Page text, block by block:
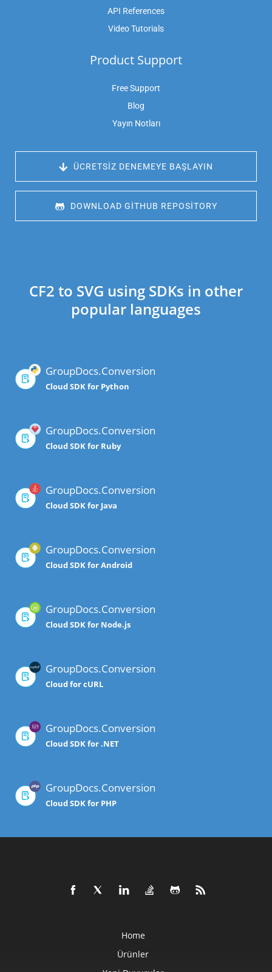
API References
Video Tutorials
Product Support
Free Support
Blog
Yayın Notları
ÜCRETSIZ DENEMEYE BAŞLAYIN
DOWNLOAD GITHUB REPOSITORY
CF2 to SVG using SDKs in other
popular languages
GroupDocs.Conversion
Cloud SDK for Python
GroupDocs.Conversion
Cloud SDK for Ruby
GroupDocs.Conversion
Cloud SDK for Java
GroupDocs.Conversion
Cloud SDK for Android
GroupDocs.Conversion
Cloud SDK for Node.js
GroupDocs.Conversion
Cloud for cURL
GroupDocs.Conversion
Cloud SDK for .NET
GroupDocs.Conversion
Cloud SDK for PHP
Home
Ürünler